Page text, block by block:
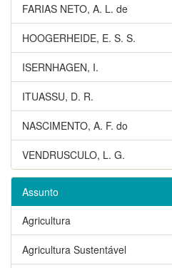
FARIAS NETO, A. L. de
HOOGERHEIDE, E. S. S.
ISERNHAGEN, I.
ITUASSU, D. R.
NASCIMENTO, A. F. do
VENDRUSCULO, L. G.
Assunto
Agricultura
Agricultura Sustentável